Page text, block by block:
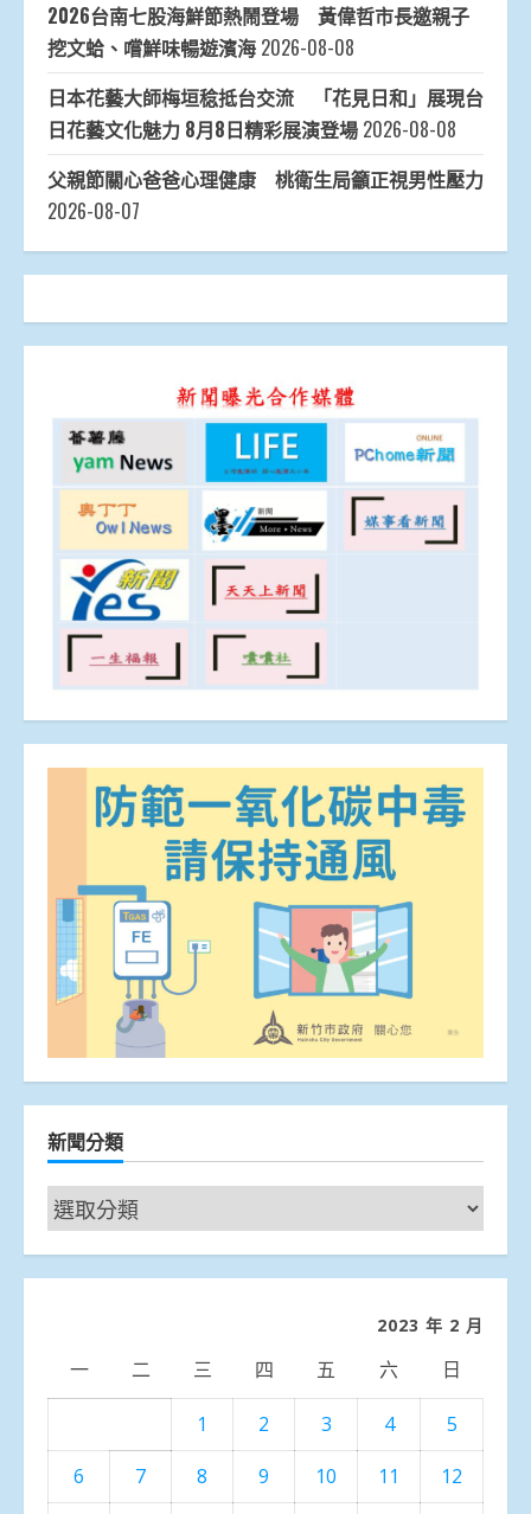
2026台南七股海鮮節熱鬧登場 黃偉哲市長邀親子
挖文蛤、嚐鮮味暢遊濱海 2026-08-08
日本花藝大師梅垣稔抵台交流 「花見日和」展現台
日花藝文化魅力 8月8日精彩展演登場 2026-08-08
父親節關心爸爸心理健康 桃衛生局籲正視男性壓力
2026-08-07
新聞分類
新
聞
分
2023 年 2 月
一 二 三 四 五 六 日
1 2 3 4
5
6
7 8 9 10 11 12